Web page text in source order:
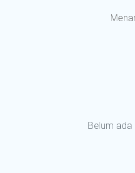
Belum ada